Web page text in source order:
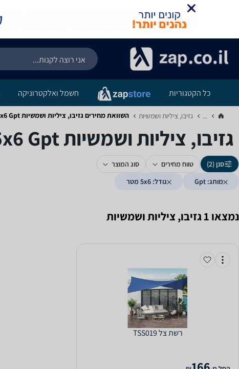
כל הקטגוריות חשמל ואלקטרוניקה
... גזיבו, ציליות ושמשיות‏ השוואת מחירים גזיבו, ציליות ושמשיות ‏Gpt ‏5x6 ‏מטר
גזיבו, ציליות ושמשיות ‏Gpt ‏5x6 ‏מטר
סנן (2) טווח מחירים
סוג המוצר
מותג: Gpt
גודל: 5x6 מטר
נמצאו 1 גזיבו, ציליות ושמשיות
‏רשת צל TSS019